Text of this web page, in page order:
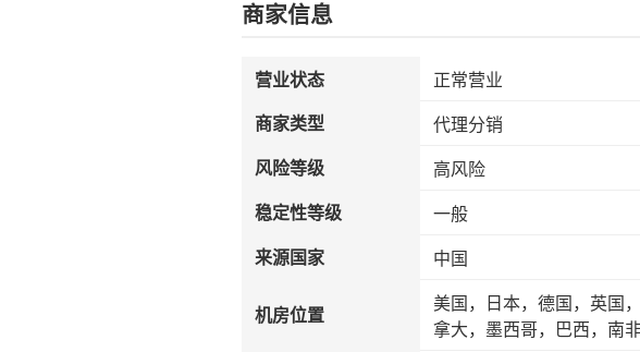
商家信息
营业状态
正常营业
商家类型
代理分销
风险等级
高风险
稳定性等级
一般
来源国家
中国
机房位置
美国，日本，德国，英国
拿大，墨西哥，巴西，南